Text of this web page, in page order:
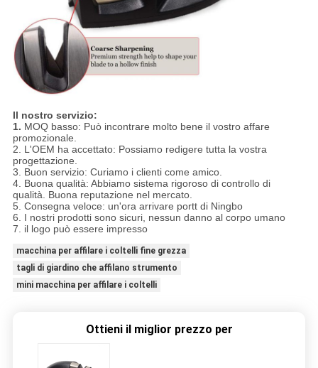
Il nostro servizio:
1. MOQ basso: Può incontrare molto bene il vostro affare
promozionale.
2. L'OEM ha accettato: Possiamo redigere tutta la vostra
progettazione.
3. Buon servizio: Curiamo i clienti come amico.
4. Buona qualità: Abbiamo sistema rigoroso di controllo di
qualità. Buona reputazione nel mercato.
5. Consegna veloce: un'ora arrivare portt di Ningbo
6. I nostri prodotti sono sicuri, nessun danno al corpo umano
7. il logo può essere impresso
macchina per affilare i coltelli fine grezza
tagli di giardino che affilano strumento
mini macchina per affilare i coltelli
Ottieni il miglior prezzo per